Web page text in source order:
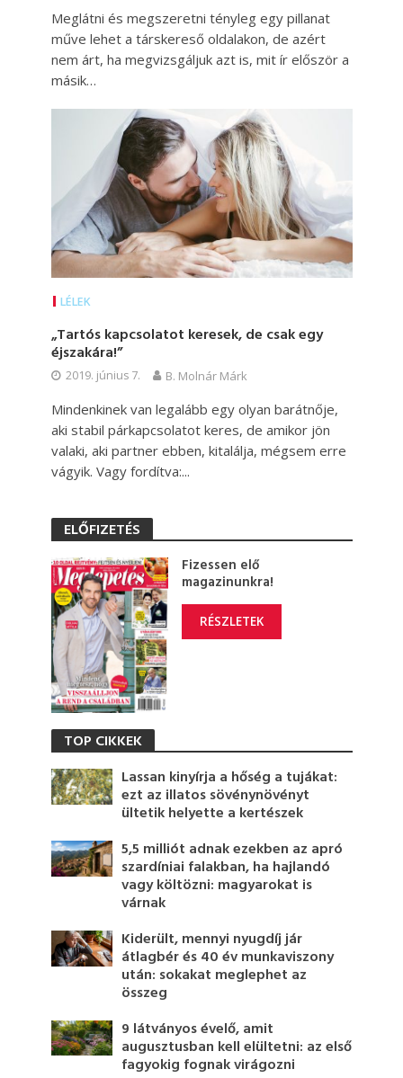
Meglátni és megszeretni tényleg egy pillanat
műve lehet a társkereső oldalakon, de azért
nem árt, ha megvizsgáljuk azt is, mit ír először a
másik…
LÉLEK
„Tartós kapcsolatot keresek, de csak egy
éjszakára!”
2019. június 7. B. Molnár Márk
Mindenkinek van legalább egy olyan barátnője,
aki stabil párkapcsolatot keres, de amikor jön
valaki, aki partner ebben, kitalálja, mégsem erre
vágyik. Vagy fordítva:...
ELŐFIZETÉS
Fizessen elő
magazinunkra!
RÉSZLETEK
TOP CIKKEK
Lassan kinyírja a hőség a tujákat:
ezt az illatos sövénynövényt
ültetik helyette a kertészek
5,5 milliót adnak ezekben az apró
szardíniai falakban, ha hajlandó
vagy költözni: magyarokat is
várnak
Kiderült, mennyi nyugdíj jár
átlagbér és 40 év munkaviszony
után: sokakat meglephet az
összeg
9 látványos évelő, amit
augusztusban kell elültetni: az első
fagyokig fognak virágozni